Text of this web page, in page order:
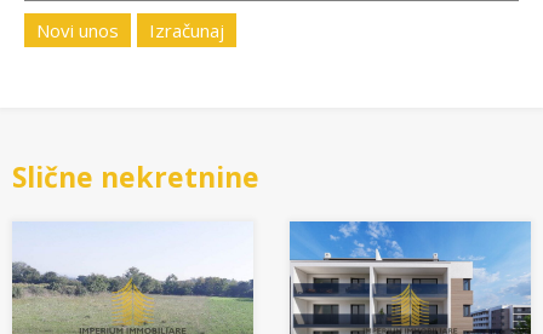
Novi unos Izračunaj
Slične nekretnine